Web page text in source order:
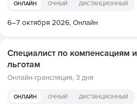
ОНЛАЙН ОЧНЫЙ ДИСТАНЦИОННЫЙ
6–7 октября 2026, Онлайн
Специалист по компенсациям и
льготам
Онлайн-трансляция, 3 дня
ОНЛАЙН ОЧНЫЙ ДИСТАНЦИОННЫЙ